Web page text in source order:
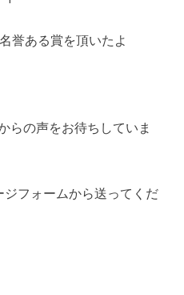
誉ある賞を頂いたよ
らの声をお待ちしていま
ジフォームから送ってくだ